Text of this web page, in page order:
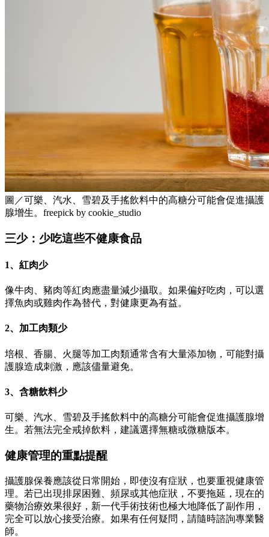
圖／可樂、汽水、雪碧及手搖飲料中的高糖分可能會促進攝護
腺增生。freepick by cookie_studio
三少：少吃這些不健康食品
1、紅肉少
像牛肉、豬肉等紅肉應盡量減少攝取。如果偏好吃肉，可以選
擇魚肉或雞肉作為替代，對健康更為有益。
2、加工肉類少
培根、香腸、火腿等加工肉類通常含有大量添加物，可能對攝
護腺造成刺激，應該儘量避免。
3、含糖飲料少
可樂、汽水、雪碧及手搖飲料中的高糖分可能會促進攝護腺增
生。若無法完全戒掉飲料，建議選擇無糖或微糖版本。
健康管理的重點提醒
攝護腺保養應該從日常開始，即使沒有症狀，也要重視健康管
理。若已出現排尿困難、頻尿或其他症狀，不要拖延，現在的
藥物治療效果很好，新一代手術技術也極大地降低了副作用，
完全可以放心接受治療。如果有任何疑問，請隨時諮詢專業醫
師。